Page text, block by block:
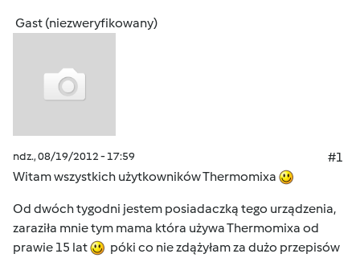
Gast (niezweryfikowany)
ndz., 08/19/2012 - 17:59
#1
Witam wszystkich użytkowników Thermomixa
Od dwóch tygodni jestem posiadaczką tego urządzenia,
zaraziła mnie tym mama która używa Thermomixa od
prawie 15 lat
póki co nie zdążyłam za dużo przepisów